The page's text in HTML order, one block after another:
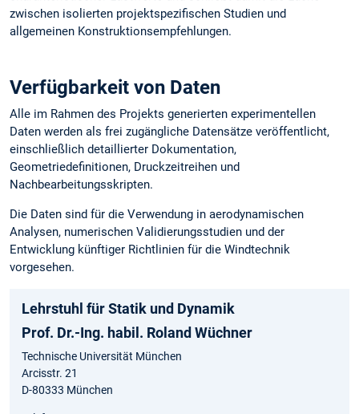
zwischen isolierten projektspezifischen Studien und
allgemeinen Konstruktionsempfehlungen.
Verfügbarkeit von Daten
Alle im Rahmen des Projekts generierten experimentellen
Daten werden als frei zugängliche Datensätze veröffentlicht,
einschließlich detaillierter Dokumentation,
Geometriedefinitionen, Druckzeitreihen und
Nachbearbeitungsskripten.
Die Daten sind für die Verwendung in aerodynamischen
Analysen, numerischen Validierungsstudien und der
Entwicklung künftiger Richtlinien für die Windtechnik
vorgesehen.
Lehrstuhl für Statik und Dynamik
Prof. Dr.-Ing. habil. Roland Wüchner
Technische Universität München
Arcisstr. 21
D-80333 München